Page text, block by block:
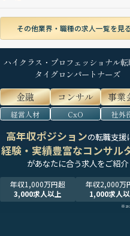
その他業界・職種の求人一覧を見
ハイクラス・プロフェッショナル転
タイグロンパートナーズ
金融 コンサル 事業
経営人材 CxO 社外
高年収ポジションの転職支援
経験・実績豊富なコンサル
があなたに合う求人をご紹介
年収1,000万円超
3,000求人以上
年収2,000万
1,000求人